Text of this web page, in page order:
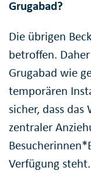
Grugabad?
Die übrigen
betroffen.
Grugabad wie
temporären
sicher, dass
zentraler
Verfügung steht.